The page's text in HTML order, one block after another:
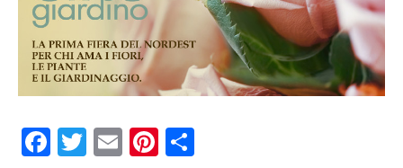
Facebook
Twitter
EmailPinterest